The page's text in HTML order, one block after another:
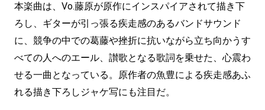
本楽曲は、Vo.藤原が原作にインスパイアされて描き下
ろし、ギターが引っ張る疾走感のあるバンドサウンド
に、競争の中での葛藤や挫折に抗いながら立ち向かうす
べての人へのエール、讃歌となる歌詞を乗せた、心震わ
せる一曲となっている。原作者の魚豊による疾走感あふ
れる描き下ろしジャケ写にも注目だ。